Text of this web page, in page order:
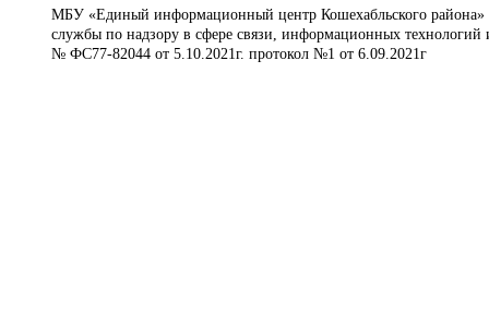
МБУ «Единый информационный центр Кошехабльского района»
службы по надзору в сфере связи, информационных
№ ФС77-82044 от 5.10.2021г. протокол №1 от 6.09.2021г